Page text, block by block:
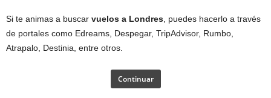
Si te animas a buscar vuelos a Londres , puedes hacerlo a través
de portales como Edreams, Despegar, TripAdvisor, Rumbo,
Atrapalo, Destinia, entre otros.
Continuar